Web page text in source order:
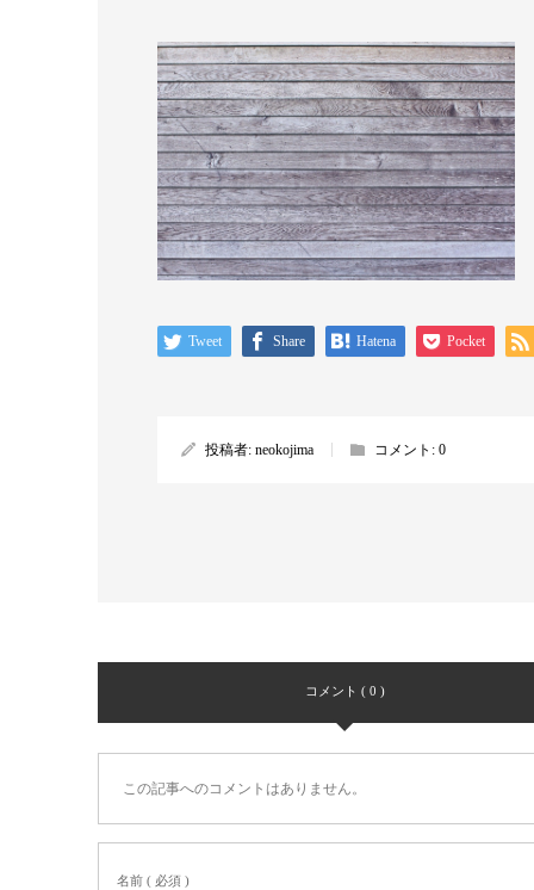
Tweet Share Hatena Pocket
投稿者: neokojima コメント: 0
コメント ( 0 )
この記事へのコメントはありません。
名前 ( 必須 )